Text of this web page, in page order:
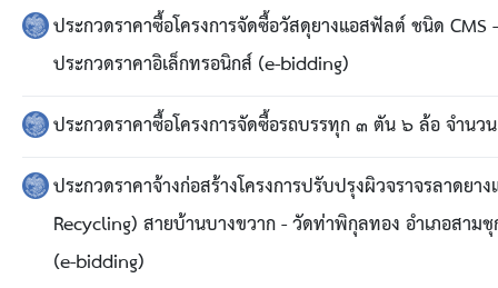
คู่มือการปฏิบัติงานฝ่ายทะเบียนพัสดุและทรัพย์สิน
การประเมินความพึงพอใจของการดำเนินงาน อบจ.
แบบฟอร์มการชำระภาษีฯ
การบริการแบบเบ็ดเสร็จ (One Stop Service)
ประกวดราคาซื้อโครงการจัดซื้อวัสดุยางแอสฟัลต์ ชนิด
ประกวดราคาอิเล็กทรอนิกส์ (e-bidding)
ประกวดราคาซื้อโครงการจัดซื้อรถบรรทุก ๓ ตัน ๖ ล้อ จำน
ประกวดราคาจ้างก่อสร้างโครงการปรับปรุงผิวจราจรลาด
Recycling) สายบ้านบางขวาก - วัดท่าพิกุลทอง อำเภอสา
(e-bidding)